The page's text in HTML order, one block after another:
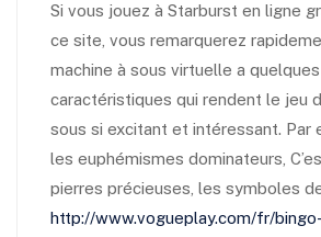
Si vous jouez à Starburst en ligne
ce site, vous remarquerez
machine à sous virtuelle a quelques
caractéristiques qui rendent le jeu
sous si excitant et intéressant. Par
les euphémismes dominateurs,
pierres précieuses, les symboles
http://www.vogueplay.com/fr/